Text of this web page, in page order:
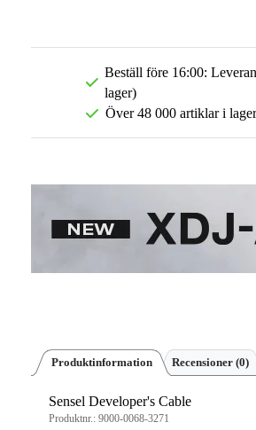
Beställ före 16:00:
lager)
Över 48 000 artiklar i lager
Produktinformation Recensioner (0)
Sensel Developer's Cable
Produktnr.: 9000-0068-3271